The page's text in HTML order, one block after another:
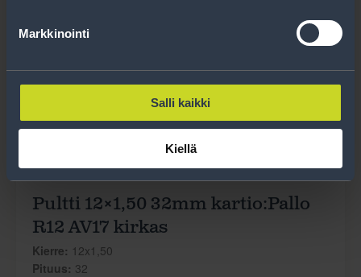
Markkinointi
Salli kaikki
Kiellä
Pultti 12×1,50 32mm kartio:Pallo
R12 AV17 kirkas
Kierre: 12x1,50
Pituus: 32